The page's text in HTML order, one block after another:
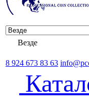
Везде
8 924 673 83 63